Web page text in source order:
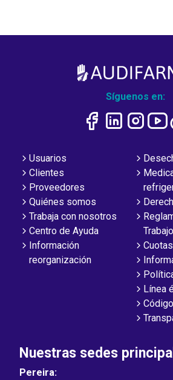
Síguenos en:
Usuarios
Clientes
Proveedores
Quiénes somos
Trabaja con nosotros
Centro de Ayuda
Información
reorganización
Trabajo
Línea
Nuestras sedes
Pereira: